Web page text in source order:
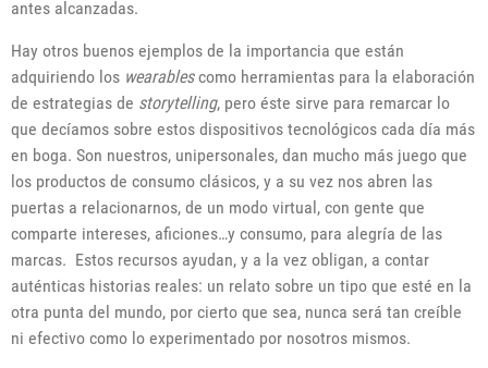
antes alcanzadas.
Hay otros buenos ejemplos de la importancia que están
adquiriendo los wearablescomo herramientas para la elaboración
de estrategias de storytelling, pero éste sirve para remarcar lo
que decíamos sobre estos dispositivos tecnológicos cada día más
en boga. Son nuestros, unipersonales, dan mucho más juego que
los productos de consumo clásicos, y a su vez nos abren las
puertas a relacionarnos, de un modo virtual, con gente que
comparte intereses, aficiones…y consumo, para alegría de las
marcas. Estos recursos ayudan, y a la vez obligan, a contar
auténticas historias reales: un relato sobre un tipo que esté en la
otra punta del mundo, por cierto que sea, nunca será tan creíble
ni efectivo como lo experimentado por nosotros mismos.